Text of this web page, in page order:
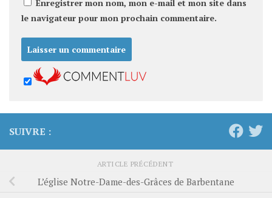
Enregistrer mon nom, mon e-mail et mon site dans
le navigateur pour mon prochain commentaire.
SUIVRE :
ARTICLE PRÉCÉDENT
L’église Notre-Dame-des-Grâces de Barbentane